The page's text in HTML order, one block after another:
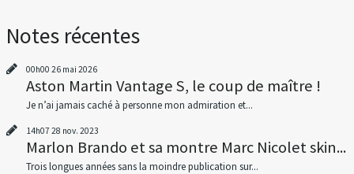
Notes récentes
00h00 26 mai 2026
Aston Martin Vantage S, le coup de maître !
Je n’ai jamais caché à personne mon admiration et...
14h07 28 nov. 2023
Marlon Brando et sa montre Marc Nicolet skin...
Trois longues années sans la moindre publication sur...